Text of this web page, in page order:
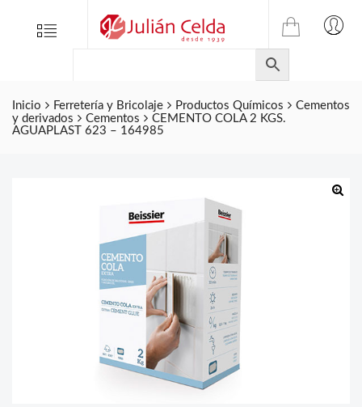
Menu
TIENDA
ONLINE
DE
JULIAN
CELDA
Inicio Ferretería y Bricolaje Productos Químicos
Cementos
y derivados
Cementos
CEMENTO COLA 2 KGS.
AGUAPLAST 623 – 164985
Folletos
Contacto